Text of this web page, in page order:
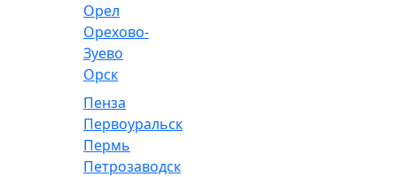
Орел
Орехово-
Зуево
Орск
Пенза
Первоуральск
Пермь
Петрозаводск